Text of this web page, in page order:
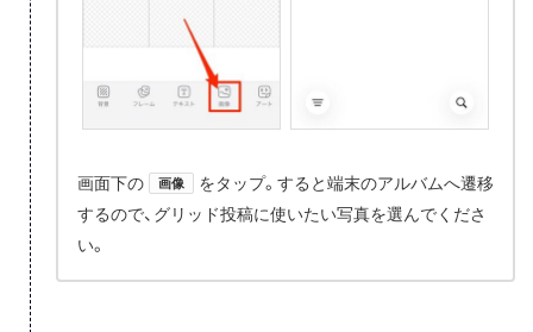
画面下の 画像
をタップ。すると端末のアルバムへ遷移
するので、グリッド投稿に使いたい写真を選んでくださ
い。